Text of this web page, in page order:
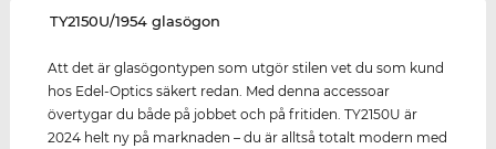
‌TY2150U/1954 glasögon
Att det är glasögontypen som utgör stilen vet du som kund
hos Edel-Optics säkert redan. Med denna accessoar
övertygar du både på jobbet och på fritiden. TY2150U är
2024 helt ny på marknaden – du är alltså totalt modern med